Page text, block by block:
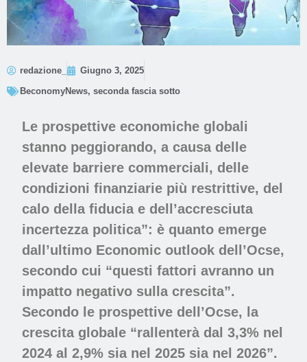
redazione_
Giugno 3, 2025
BeconomyNews, seconda fascia sotto
Le prospettive economiche globali
stanno peggiorando, a causa delle
elevate barriere commerciali, delle
condizioni finanziarie più restrittive, del
calo della fiducia e dell’accresciuta
incertezza politica”: è quanto emerge
dall’ultimo Economic outlook dell’Ocse,
secondo cui “questi fattori avranno un
impatto negativo sulla crescita”.
Secondo le prospettive dell’Ocse, la
crescita globale “rallenterà dal 3,3% nel
2024 al 2,9% sia nel 2025 sia nel 2026”.